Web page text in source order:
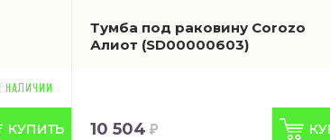
Тумба под раковину Corozo
Алиот (SD00000603)
10 504